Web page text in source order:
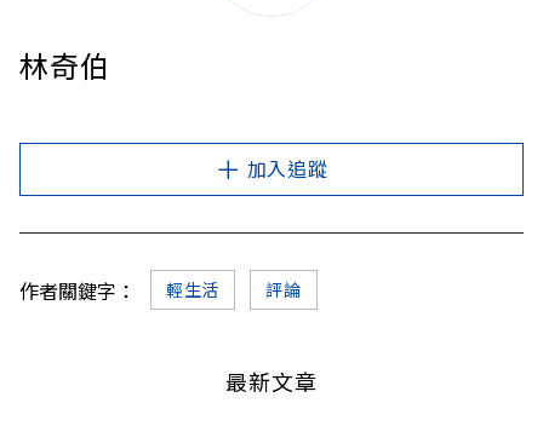
林奇伯
加入追蹤
作者關鍵字： 輕生活 評論
最新文章